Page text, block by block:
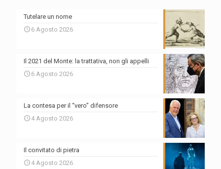
Tutelare un nome
6 Agosto 2026
Il 2021 del Monte: la trattativa, non gli appelli
6 Agosto 2026
La contesa per il “vero” difensore
4 Agosto 2026
Il convitato di pietra
4 Agosto 2026